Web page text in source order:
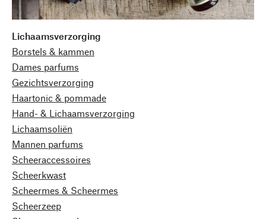
Lichaamsverzorging
Borstels & kammen
Dames parfums
Gezichtsverzorging
Haartonic & pommade
Hand- & Lichaamsverzorging
Lichaamsoliën
Mannen parfums
Scheeraccessoires
Scheerkwast
Scheermes & Scheermes
Scheerzeep